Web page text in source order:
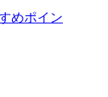
めポイン